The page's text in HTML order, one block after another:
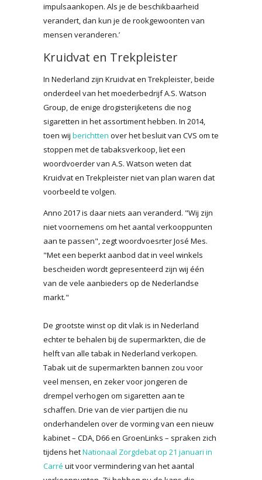
impulsaankopen. Als je de beschikbaarheid
verandert, dan kun je de rookgewoonten van
mensen veranderen.’
Kruidvat en Trekpleister
In Nederland zijn Kruidvat en Trekpleister, beide
onderdeel van het moederbedrijf A.S. Watson
Group, de enige drogisterijketens die nog
sigaretten in het assortiment hebben. In 2014,
toen wij berichtten over het besluit van CVS om te
stoppen met de tabaksverkoop, liet een
woordvoerder van A.S. Watson weten dat
Kruidvat en Trekpleister niet van plan waren dat
voorbeeld te volgen.
Anno 2017 is daar niets aan veranderd. "Wij zijn
niet voornemens om het aantal verkooppunten
aan te passen", zegt woordvoesrter José Mes.
"Met een beperkt aanbod dat in veel winkels
bescheiden wordt gepresenteerd zijn wij één
van de vele aanbieders op de Nederlandse
markt."
De grootste winst op dit vlak is in Nederland
echter te behalen bij de supermarkten, die de
helft van alle tabak in Nederland verkopen.
Tabak uit de supermarkten bannen zou voor
veel mensen, en zeker voor jongeren de
drempel verhogen om sigaretten aan te
schaffen. Drie van de vier partijen die nu
onderhandelen over de vorming van een nieuw
kabinet – CDA, D66 en GroenLinks – spraken zich
tijdens hetNationaal Zorgdebat op 21 januari in
Carré uit voor vermindering van het aantal